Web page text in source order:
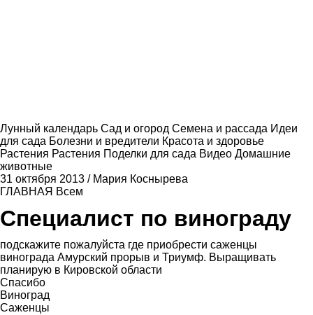
Лунный календарь Сад и огород Семена и рассада Идеи
для сада Болезни и вредители Красота и здоровье
Растения Растения Поделки для сада Видео Домашние
животные
31 октября 2013 / Мария Коснырева
ГЛАВНАЯ Всем
Специалист по винограду
подскажите пожалуйста где приобрести саженцы
винограда Амурский прорыв и Триумф. Выращивать
планирую в Кировской области
Спасибо
Виноград
Саженцы